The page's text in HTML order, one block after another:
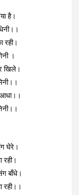
है।
रही।
।
खिले।
आधा।।
घेरे।
रही।
बाँधे।
रही।।